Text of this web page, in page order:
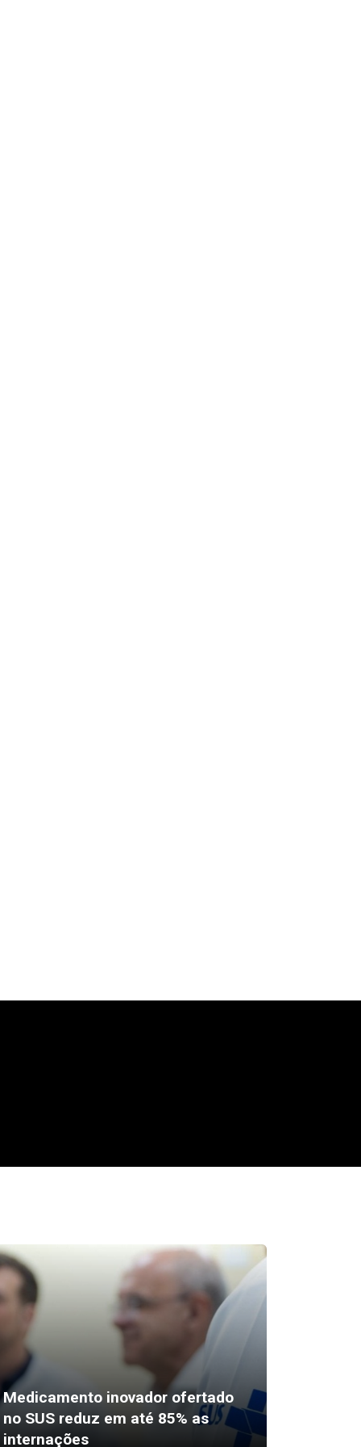
Medicamento inovador ofertado
no SUS reduz em até 85% as
internações